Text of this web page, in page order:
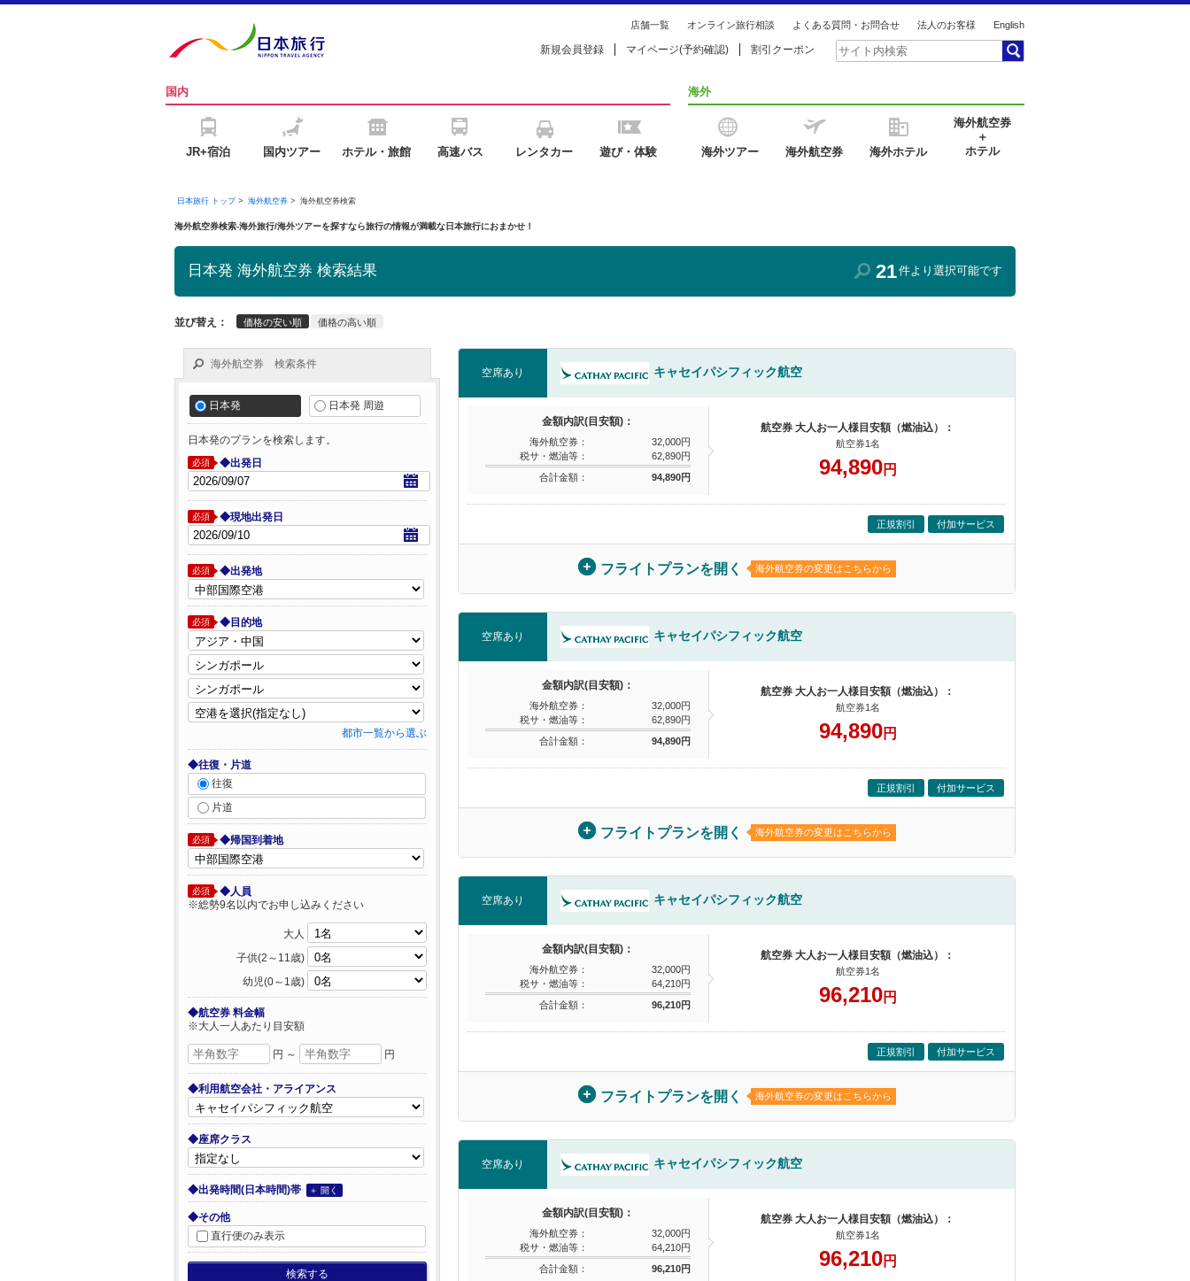
店舗一覧 オンライン旅行相談 よくある質問・お問合せ 法人のお客様 English
新規会員登録 マイページ(予約確認) 割引クーポン
国内
JR+宿泊 国内ツアー ホテル・旅館 高速バス レンタカー 遊び・体験
海外
海外ツアー 海外航空券 海外ホテル
海外航空券
＋
ホテル
日本旅行 トップ> 海外航空券> 海外航空券検索
海外航空券検索-海外旅行/海外ツアーを探すなら旅行の情報が満載な日本旅行におまかせ！
日本発 海外航空券 検索結果 21件より選択可能です
並び替え： 価格の安い順 価格の高い順
空席あり キャセイパシフィック航空
金額内訳(目安額)：
海外航空券：
32,000円
税サ・燃油等：
62,890円
合計金額：
94,890円
航空券 大人お一人様目安額（燃油込）：
航空券1名
94,890円
正規割引 付加サービス
フライトプランを開く 海外航空券の変更はこちらから
空席あり キャセイパシフィック航空
金額内訳(目安額)：
海外航空券：
32,000円
税サ・燃油等：
62,890円
合計金額：
94,890円
航空券 大人お一人様目安額（燃油込）：
航空券1名
94,890円
正規割引 付加サービス
フライトプランを開く 海外航空券の変更はこちらから
空席あり キャセイパシフィック航空
金額内訳(目安額)：
海外航空券：
32,000円
税サ・燃油等：
64,210円
合計金額：
96,210円
航空券 大人お一人様目安額（燃油込）：
航空券1名
96,210円
正規割引 付加サービス
フライトプランを開く 海外航空券の変更はこちらから
空席あり キャセイパシフィック航空
金額内訳(目安額)：
海外航空券：
32,000円
税サ・燃油等：
64,210円
合計金額：
96,210円
航空券 大人お一人様目安額（燃油込）：
航空券1名
96,210円
海外航空券 検索条件
日本発 日本発 周遊
日本発のプランを検索します。
必須 ◆出発日
必須 ◆現地出発日
必須 ◆出発地
必須 ◆目的地
都市一覧から選ぶ
◆往復・片道
往復
片道
必須 ◆帰国到着地
必須
◆人員
※総勢9名以内でお申し込みください
大人
子供(2～11歳)
幼児(0～1歳)
◆航空券 料金幅
※大人一人あたり目安額
円 ～ 円
◆利用航空会社・アライアンス
◆座席クラス
◆出発時間(日本時間)帯 ＋ 開く
◆その他
直行便のみ表示
検索する